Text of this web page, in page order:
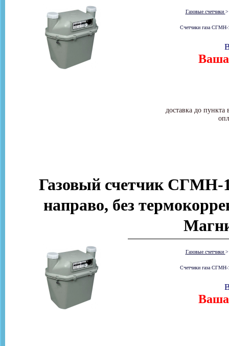
Газовые счетчики
Счетчики газа СГМН-
Ваша
доставка до
Газовый счетчик СГМН-
направо, без
Газовые счетчики
Счетчики газа СГМН-
Ваша